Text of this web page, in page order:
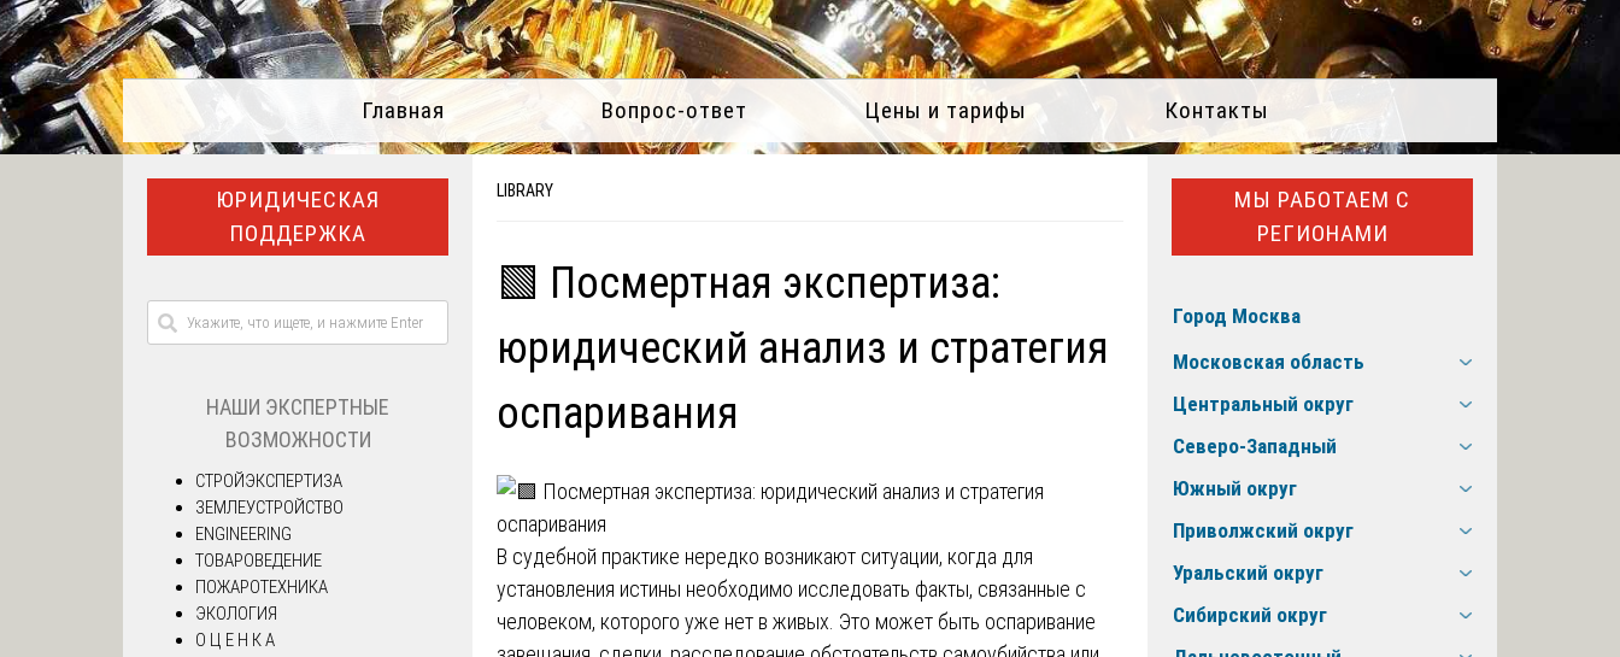
Главная Вопрос-ответ Цены и тарифы Контакты
LIBRARY
🟩 Посмертная экспертиза:
юридический анализ и стратегия
оспаривания
В судебной практике нередко возникают ситуации, когда для
установления истины необходимо исследовать факты, связанные с
человеком, которого уже нет в живых. Это может быть оспаривание
ЮРИДИЧЕСКАЯ
ПОДДЕРЖКА
НАШИ ЭКСПЕРТНЫЕ
ВОЗМОЖНОСТИ
СТРОЙЭКСПЕРТИЗА
ЗЕМЛЕУСТРОЙСТВО
ENGINEERING
ТОВАРОВЕДЕНИЕ
ПОЖАРОТЕХНИКА
ЭКОЛОГИЯ
О Ц Е Н К А
МЫ РАБОТАЕМ С
РЕГИОНАМИ
Город Москва
Московская область
Центральный округ
Северо-Западный
Южный округ
Приволжский округ
Уральский округ
Сибирский округ